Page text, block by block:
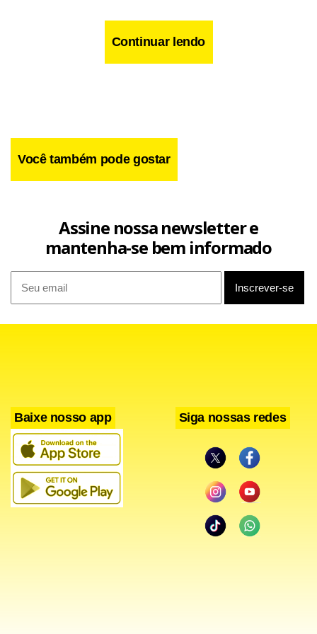
Facebook
WhatsApp
LinkedIn
Twitter
X Telegram
Share
Continuar lendo
Você também pode gostar
Assine nossa newsletter e
mantenha-se bem informado
Baixe nosso app Siga nossas redes